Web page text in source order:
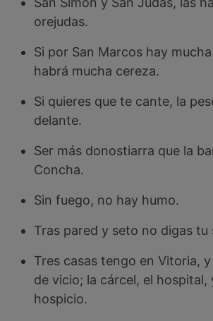
orejudas.
Si por San Marcos hay
habrá mucha cereza.
Si quieres que te cante, la
delante.
Ser más donostiarra que la
Concha.
Sin fuego, no hay humo.
Tras pared y seto no digas tu
Tres casas tengo en Vitoria,
de vicio; la cárcel, el hospital,
hospicio.